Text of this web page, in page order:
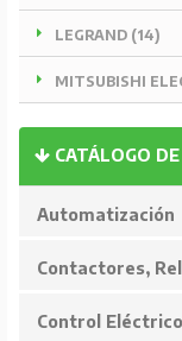
LEGRAND (14)
MITSUBISHI
CATÁLOGO
Automatización
Contactores,
Control Eléctrico